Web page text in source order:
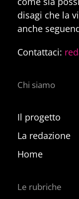
disagi che la
anche
Contattaci:
Chi siamo
Il progetto
La redazione
Home
Le rubriche